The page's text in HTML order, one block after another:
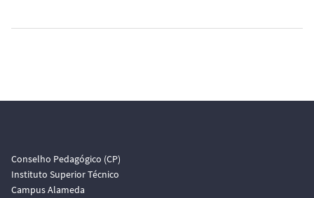
Conselho Pedagógico (CP)
Instituto Superior Técnico
Campus Alameda